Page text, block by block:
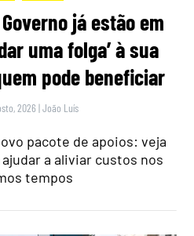
já estão em
uma folga’ à sua
pode beneficiar
2026 |João Luís
pacote de apoios: veja
a aliviar custos nos
tempos